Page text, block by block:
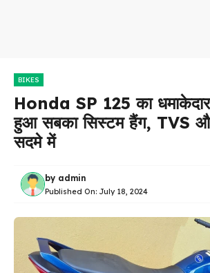
BIKES
Honda SP 125 का
हुआ सबका सिस्टम हैंग, TVS
सदमे में
by admin
Published On: July 18, 2024